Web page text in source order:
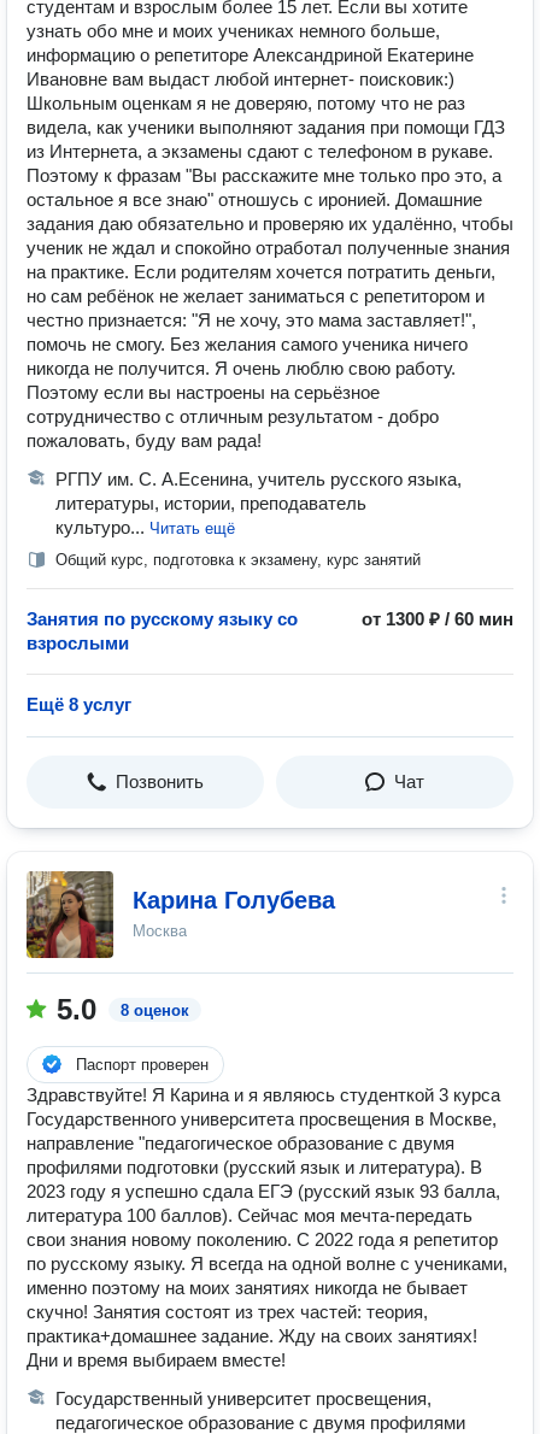
студентам и взрослым более 15 лет. Если вы хотите
узнать обо мне и моих учениках немного больше,
информацию о репетиторе Александриной Екатерине
Ивановне вам выдаст любой интернет- поисковик:)
Школьным оценкам я не доверяю, потому что не раз
видела, как ученики выполняют задания при помощи ГДЗ
из Интернета, а экзамены сдают с телефоном в рукаве.
Поэтому к фразам "Вы расскажите мне только про это, а
остальное я все знаю" отношусь с иронией. Домашние
задания даю обязательно и проверяю их удалённо, чтобы
ученик не ждал и спокойно отработал полученные знания
на практике. Если родителям хочется потратить деньги,
но сам ребёнок не желает заниматься с репетитором и
честно признается: "Я не хочу, это мама заставляет!",
помочь не смогу. Без желания самого ученика ничего
никогда не получится. Я очень люблю свою работу.
Поэтому если вы настроены на серьёзное
сотрудничество с отличным результатом - добро
пожаловать, буду вам рада!
РГПУ им. С. А.Есенина, учитель русского языка,
литературы, истории, преподаватель
культуро... Читать ещё
Общий курс, подготовка к экзамену, курс занятий
Занятия по русскому языку со
взрослыми
от 1300 ₽ / 60 мин
Ещё 8 услуг
Позвонить Чат
Карина Голубева
Москва
5.0 8 оценок
Паспорт проверен
Здравствуйте! Я Карина и я являюсь студенткой 3 курса
Государственного университета просвещения в Москве,
направление "педагогическое образование с двумя
профилями подготовки (русский язык и литература). В
2023 году я успешно сдала ЕГЭ (русский язык 93 балла,
литература 100 баллов). Сейчас моя мечта-передать
свои знания новому поколению. С 2022 года я репетитор
по русскому языку. Я всегда на одной волне с учениками,
именно поэтому на моих занятиях никогда не бывает
скучно! Занятия состоят из трех частей: теория,
практика+домашнее задание. Жду на своих занятиях!
Дни и время выбираем вместе!
Государственный университет просвещения,
педагогическое образование с двумя профилями